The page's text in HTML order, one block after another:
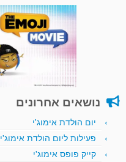
נושאים אחרונים
יום הולדת אימוג'י
פעילות ליום הולדת אימוג'י
קייק פופס אימוג'י